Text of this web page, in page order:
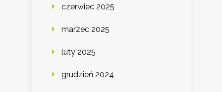
czerwiec 2025
marzec 2025
luty 2025
grudzień 2024